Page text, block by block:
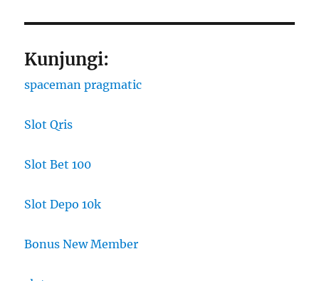
Kunjungi:
spaceman pragmatic
Slot Qris
Slot Bet 100
Slot Depo 10k
Bonus New Member